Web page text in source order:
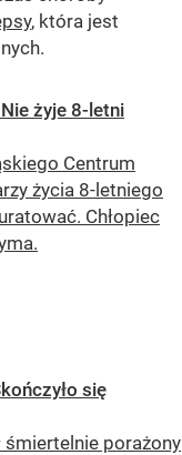
, która jest
żyje 8-letni
Centrum
życia 8-letniego
Chłopiec
się
śmiertelnie porażony